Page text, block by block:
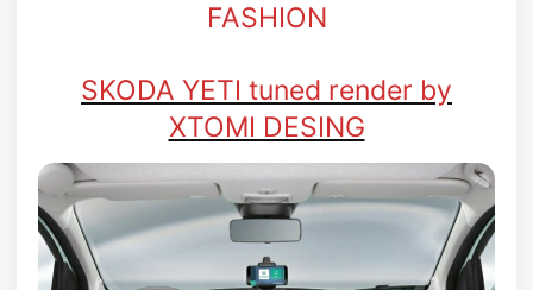
FASHION
SKODA YETI tuned render by
XTOMI DESING